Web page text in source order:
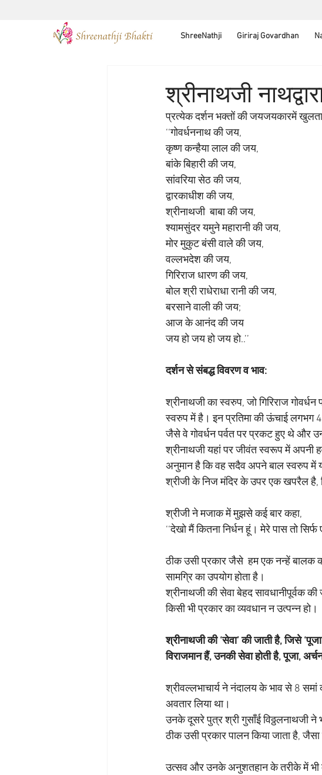
ShreeNathji Giriraj Govardhan
श्रीनाथजी
प्रत्येक दर्शन भक्तों की जयजयकारमें
‘‘गोवर्धननाथ की जय,
कृष्ण कन्हैया लाल की जय,
बांके बिहारी की जय,
सांवरिया सेठ की जय,
द्वारकाधीश की जय,
श्रीनाथजी  बाबा की जय,
श्यामसुंदर यमुने महारानी की जय,
मोर मुकुट बंसी वाले की जय,
वल्लभदेश की जय,
गिरिराज धारण की जय,
बोल श्री राधेराधा रानी की जय,
बरसाने वाली की जय;
आज के आनंद की जय
जय हो जय हो जय हो..’’
दर्शन से संबद्ध विवरण व भाव:
श्रीनाथजी का स्वरुप, जो गिरिराज
स्वरुप में है। इन प्रतिमा की ऊंचाई लगभग
जैसे वे गोवर्धन पर्वत पर प्रकट हुए थे और
श्रीनाथजी यहां पर जीवंत स्वरूप में अपनी
अनुमान है कि वह सदैव अपने बाल स्वरुप में
श्रीजी के निज मंदिर के उपर एक खपरैल है,
श्रीजी ने मजाक में मुझसे कई बार कहा,
‘‘देखो मैं कितना निर्धन हूं। मेरे पास तो
ठीक उसी प्रकार जैसे  हम एक नन्हें बालक
सामग्रि का उपयोग होता है।
श्रीनाथजी की सेवा बेहद सावधानीपूर्वक
किसी भी प्रकार का व्यवधान न उत्पन्न हो।
श्रीनाथजी की ‘सेवा’ की जाती है, जिसे
विराजमान हैं, उनकी सेवा होती है, पूजा,
श्रीवल्लभाचार्य ने नंदालय के भाव से 8 समां
अवतार लिया था।
उनके दूसरे पुत्र श्री गुसाँई विठ्ठलनाथजी
ठीक उसी प्रकार पालन किया जाता है, जैसा
उत्सव और उनके अनुशतहान के तरीके में भी